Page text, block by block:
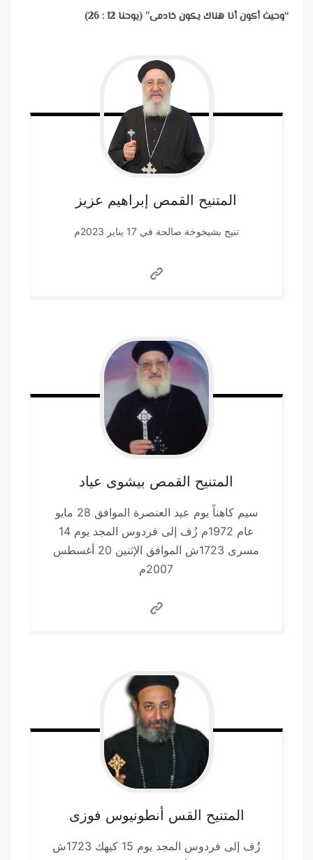
“وحيث أكون أنا هناك يكون خادمى” (يوحنا 12 : 26)
المتنيح القمص إبراهيم عزيز
تنيح بشيخوخة صالحة في 17 يناير 2023م
المتنيح القمص بيشوى عياد
سيم كاهناً يوم عيد العنصرة الموافق 28 مايو
عام 1972م زُف إلى فردوس المجد يوم 14
مسرى 1723ش الموافق الإثنين 20 أغسطس
2007م
المتنيح القس أنطونيوس فوزى
زُف إلى فردوس المجد يوم 15 كيهك 1723ش